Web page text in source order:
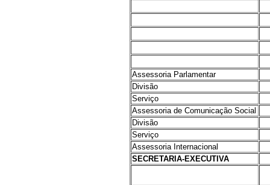
Assessoria Parlamentar
Divisão
Serviço
Assessoria de Comunicação Social
Divisão
Serviço
Assessoria Internacional
SECRETARIA-EXECUTIVA